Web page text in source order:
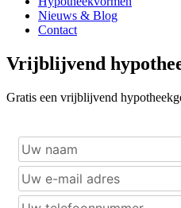
Nieuws & Blog
Contact
Vrijblijvend
Gratis een vrijblijvend